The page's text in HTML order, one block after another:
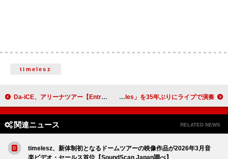
timelesz
Da-iCE、アリーナツアー【EntranCE】映像作品のジャケット／展開図／特典画像を公開 ガンズ・アンド・ローゼズ、「Bad Apples」を35年ぶりにライブで演奏
関連ニュース RELATED NEWS
timelesz、新体制初となるドームツアーの映像作品が2026年3月音
楽ビデオ・セールス首位【SoundScan Japan調べ】